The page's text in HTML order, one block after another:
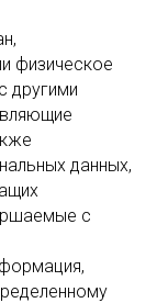
физическое
другими
данных,
с